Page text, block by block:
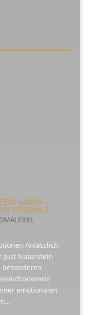
GMBH –
ERZÄHLT
,
Anlässlich
Just Naturstein
emotionalen